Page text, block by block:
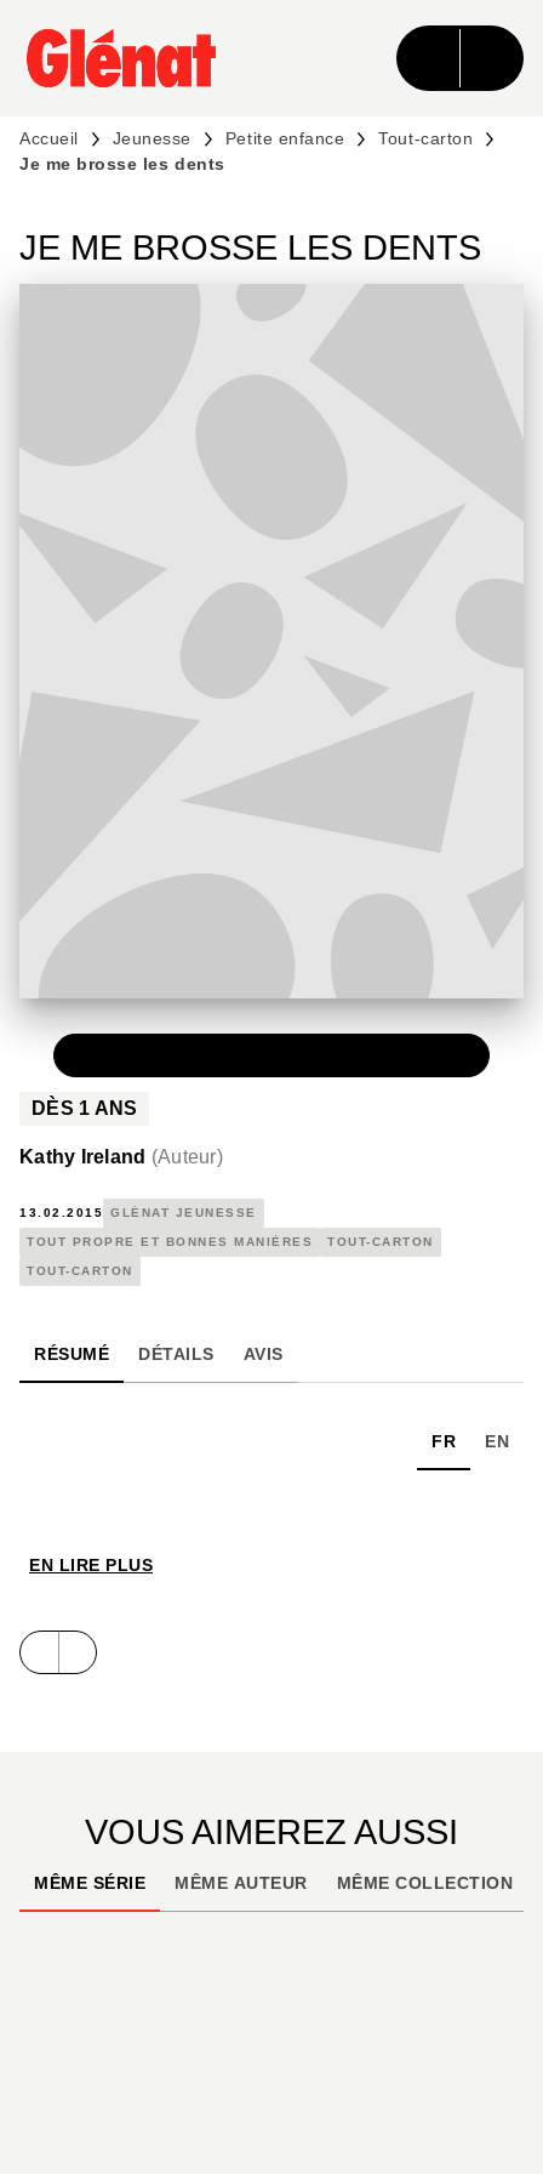
MENU RECHERCHE CONTENU
PIED DE PAGE
Accueil Jeunesse Petite enfance
Tout-carton
Je me brosse les dents
JE ME BROSSE LES DENTS
DÈS 1 ANS
Kathy Ireland (Auteur)
13.02.2015 GLÉNAT JEUNESSE
TOUT PROPRE ET BONNES MANIÈRES TOUT-CARTON
TOUT-CARTON
RÉSUMÉ DÉTAILS AVIS
FR EN
EN LIRE PLUS
VOUS AIMEREZ AUSSI
MÊME SÉRIE MÊME AUTEUR MÊME COLLECTION